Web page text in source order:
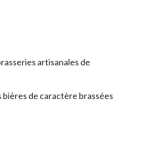
artisanales de
de caractère brassées